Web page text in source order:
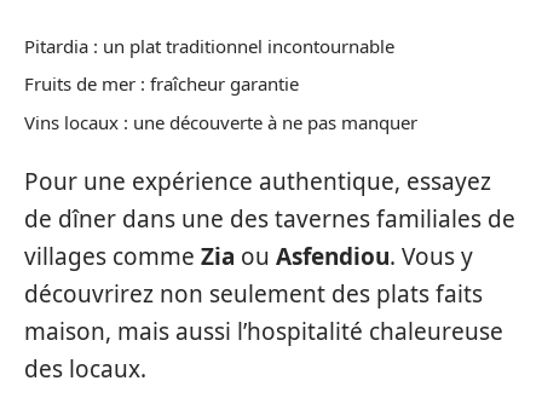
Pitardia : un plat traditionnel incontournable
Fruits de mer : fraîcheur garantie
Vins locaux : une découverte à ne pas manquer
Pour une expérience authentique, essayez
de dîner dans une des tavernes familiales de
villages comme Zia ou Asfendiou. Vous y
découvrirez non seulement des plats faits
maison, mais aussi l’hospitalité chaleureuse
des locaux.